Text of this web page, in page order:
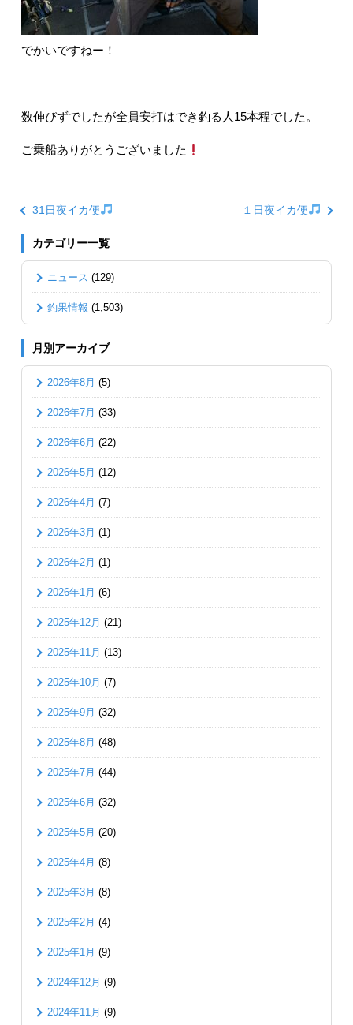
でかいですねー！
数伸びずでしたが全員安打はでき釣る人15本程でした。
ご乗船ありがとうございました
31日夜イカ便 １日夜イカ便
カテゴリー一覧
ニュース (129)
釣果情報 (1,503)
月別アーカイブ
2026年8月 (5)
2026年7月 (33)
2026年6月 (22)
2026年5月 (12)
2026年4月 (7)
2026年3月 (1)
2026年2月 (1)
2026年1月 (6)
2025年12月 (21)
2025年11月 (13)
2025年10月 (7)
2025年9月 (32)
2025年8月 (48)
2025年7月 (44)
2025年6月 (32)
2025年5月 (20)
2025年4月 (8)
2025年3月 (8)
2025年2月 (4)
2025年1月 (9)
2024年12月 (9)
2024年11月 (9)